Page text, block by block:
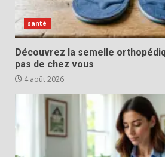
santé
Découvrez la semelle
pas de chez vous
4 août 2026